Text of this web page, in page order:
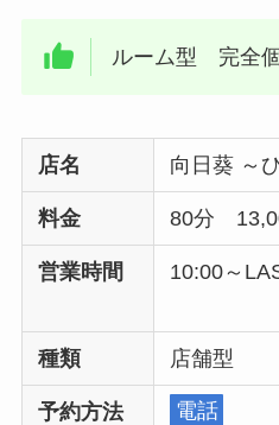
ルーム型 完全
店名 向日葵 ～
料金 80分
営業時間 10:00～
種類 店舗型
予約方法 電話